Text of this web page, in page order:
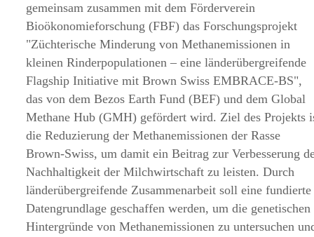
gemeinsam zusammen mit dem Förderverein
Bioökonomieforschung (FBF) das Forschungsprojekt
Züchterische Minderung von Methanemissionen in
kleinen Rinderpopulationen – eine länderübergreifende
Flagship Initiative mit Brown Swiss EMBRACE-BS ,
das von dem Bezos Earth Fund (BEF) und dem Global
Methane Hub (GMH) gefördert wird. Ziel des Projekts
die Reduzierung der Methanemissionen der Rasse
Brown-Swiss, um damit ein Beitrag zur Verbesserung
Nachhaltigkeit der Milchwirtschaft zu leisten. Durch
länderübergreifende Zusammenarbeit soll eine fundierte
Datengrundlage geschaffen werden, um die genetischen
Hintergründe von Methanemissionen zu untersuchen